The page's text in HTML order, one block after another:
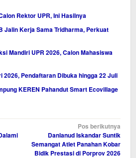
Rektor UPR, Ini Hasilnya
Jalin Kerja Sama Tridharma, Perkuat
Mandiri UPR 2026, Calon Mahasiswa
2026, Pendaftaran Dibuka hingga 22 Juli
KEREN Pahandut Smart Ecovillage
Pos berikutnya
Danlanud Iskandar Suntik
Semangat Atlet Panahan Kobar
Bidik Prestasi di Porprov 2026